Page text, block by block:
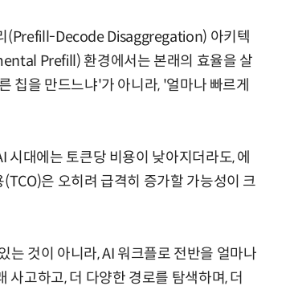
(Prefill-Decode Disaggregation) 아키텍
Prefill) 환경에서는 본래의 효율을 살
칩을 만드느냐'가 아니라, '얼마나 빠르게
대에는 토큰당 비용이 낮아지더라도, 에
은 오히려 급격히 증가할 가능성이 크
는 것이 아니라, AI 워크플로 전반을 얼마나
고하고, 더 다양한 경로를 탐색하며, 더